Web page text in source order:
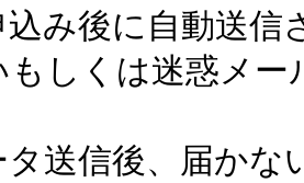
み後に自動送信
もしくは迷惑メ
送信後、届かな